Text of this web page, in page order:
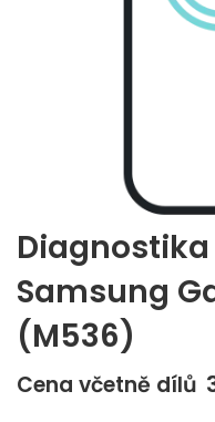
Samsung
(M536)
Cena včetně dílů